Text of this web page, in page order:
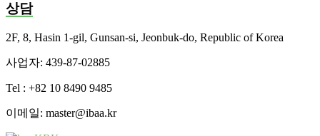
상담
2F, 8, Hasin 1-gil, Gunsan-si, Jeonbuk-do, Republic of Korea
사업자: 439-87-02885
Tel : +82 10 8490 9485
이메일: master@ibaa.kr